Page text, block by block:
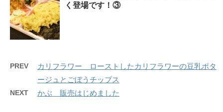
く登場です！③
PREV
カリフラワー ローストしたカリフラワーの豆乳ポタ
ージュとごぼうチップス
NEXT かぶ 販売はじめました